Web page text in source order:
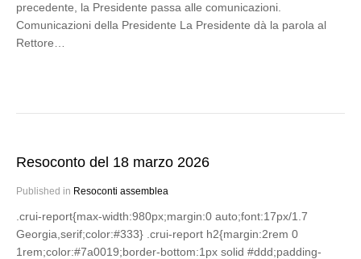
precedente, la Presidente passa alle comunicazioni.
Comunicazioni della Presidente La Presidente dà la parola al
Rettore…
Resoconto del 18 marzo 2026
Published in Resoconti assemblea
.crui-report{max-width:980px;margin:0 auto;font:17px/1.7
Georgia,serif;color:#333} .crui-report h2{margin:2rem 0
1rem;color:#7a0019;border-bottom:1px solid #ddd;padding-